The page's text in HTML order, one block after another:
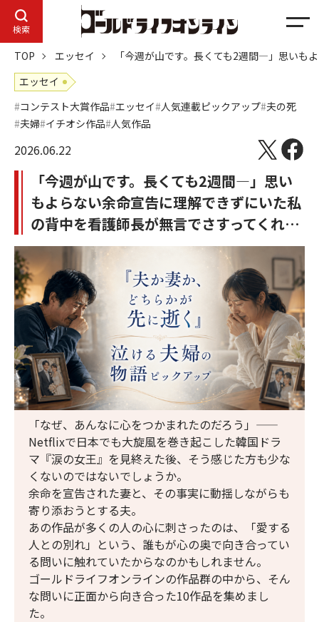
検索
メ
ュ
TOP エッセイ
「今週が山です。長くても2週間―」思いも
エッセイ
コンテスト大賞作品 エッセイ 人気連載ピックアップ 夫の死
夫婦 イチオシ作品 人気作品
2026.06.22
「今週が山です。長くても2週間―」思い
もよらない余命宣告に理解できずにいた私
の背中を看護師長が無言でさすってくれ…
「なぜ、あんなに心をつかまれたのだろう」——
Netflixで日本でも大旋風を巻き起こした韓国ドラ
マ『涙の女王』を見終えた後、そう感じた方も少な
くないのではないでしょうか。
余命を宣告された妻と、その事実に動揺しながらも
寄り添おうとする夫。
あの作品が多くの人の心に刺さったのは、「愛する
人との別れ」という、誰もが心の奥で向き合ってい
る問いに触れていたからなのかもしれません。
ゴールドライフオンラインの作品群の中から、そん
な問いに正面から向き合った10作品を集めまし
た。